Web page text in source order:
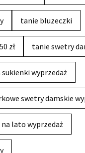
tanie bluzeczki
zł tanie swetry
sukienki wyprzedaż
swetry damskie
lato wyprzedaż